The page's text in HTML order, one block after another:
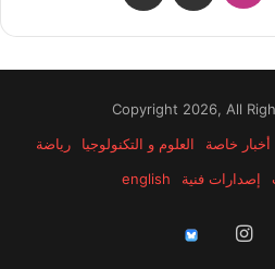
أخبار خاصة العلوم و التكنولوجيا
رياضة
إصدارات فنية english
انستقرام